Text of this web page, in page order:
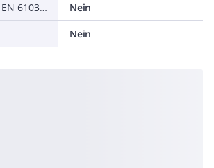
Raucharm nach EN 61034-2
Nein
Nein